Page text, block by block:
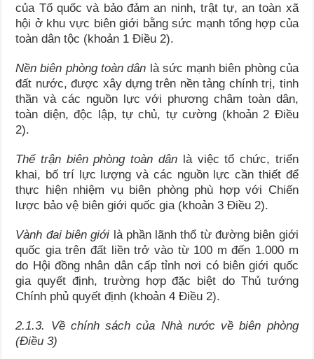
của Tổ quốc và bảo đảm an ninh, trật tự, an toàn xã
hội ở khu vực biên giới bằng sức mạnh tổng hợp của
toàn dân tộc (khoản 1 Điều 2).
Nền biên phòng toàn dân là sức mạnh biên phòng của
đất nước, được xây dựng trên nền tảng chính trị, tinh
thần và các nguồn lực với phương châm toàn dân,
toàn diện, độc lập, tự chủ, tự cường (khoản 2 Điều
2).
Thế trận biên phòng toàn dân là việc tổ chức, triển
khai, bố trí lực lượng và các nguồn lực cần thiết để
thực hiện nhiệm vụ biên phòng phù hợp với Chiến
lược bảo vệ biên giới quốc gia (khoản 3 Điều 2).
Vành đai biên giới là phần lãnh thổ từ đường biên giới
quốc gia trên đất liền trở vào từ 100 m đến 1.000 m
do Hội đồng nhân dân cấp tỉnh nơi có biên giới quốc
gia quyết định, trường hợp đặc biệt do Thủ tướng
Chính phủ quyết định (khoản 4 Điều 2).
2.1.3. Về chính sách của Nhà nước về biên phòng
(Điều 3)